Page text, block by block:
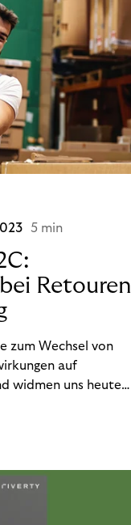
5 min
Retouren
zum Wechsel von
auf
widmen uns heute